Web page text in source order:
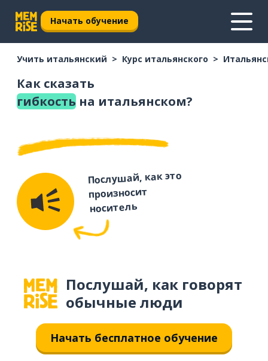
Начать обучение
Учить итальянский Курс итальянского
Как сказать
гибкость на итальянском?
Послушай, как это
произносит
носитель
Послушай, как говорят
обычные люди
Начать бесплатное обучение